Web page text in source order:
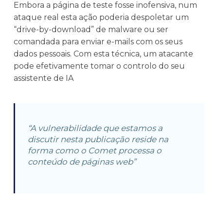
Embora a página de teste fosse inofensiva, num
ataque real esta ação poderia despoletar um
“drive-by-download” de malware ou ser
comandada para enviar e-mails com os seus
dados pessoais. Com esta técnica, um atacante
pode efetivamente tomar o controlo do seu
assistente de IA
“A vulnerabilidade que estamos a
discutir nesta publicação reside na
forma como o Comet processa o
conteúdo de páginas web”